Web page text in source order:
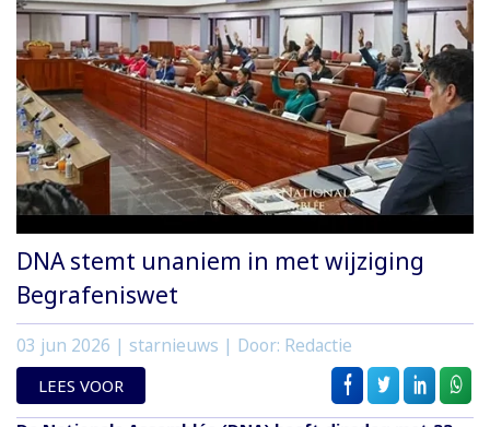
DNA stemt unaniem in met wijziging
Begrafeniswet
03 jun 2026 | starnieuws | Door: Redactie
LEES VOOR